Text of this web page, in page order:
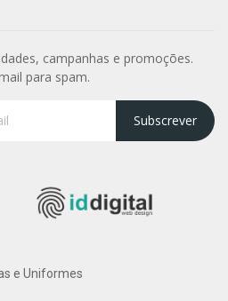
campanhas e promoções.
para spam.
Subscrever
e Uniformes